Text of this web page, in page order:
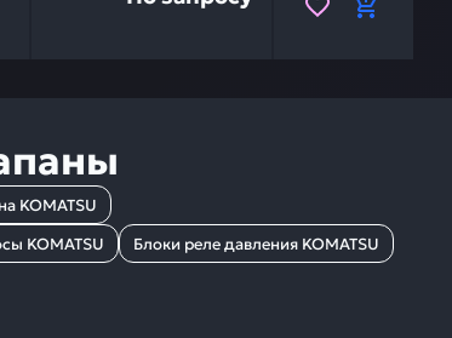
KOMATSU
KOMATSU
Блоки реле давления KOMATSU